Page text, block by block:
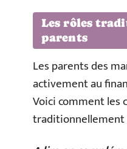
Les rôles
parents
Les parents des
activement au
Voici comment les